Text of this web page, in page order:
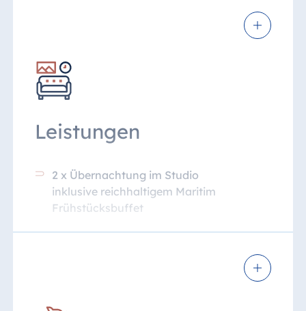
Leistungen
2 x Übernachtung im Studio
inklusive reichhaltigem Maritim
Frühstücksbuffet
Begrüßungsgetränk am Anreisetag